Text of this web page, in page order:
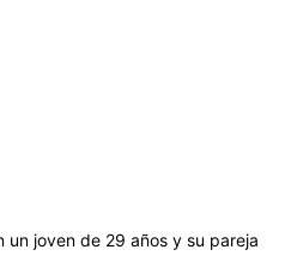
un joven de 29 años y su pareja